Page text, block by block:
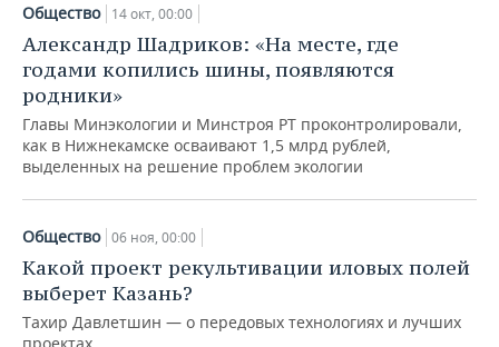
Общество 14 окт, 00:00
Александр Шадриков: «На месте, где
годами копились шины, появляются
родники»
Главы Минэкологии и Минстроя РТ проконтролировали,
как в Нижнекамске осваивают 1,5 млрд рублей,
выделенных на решение проблем экологии
Общество 06 ноя, 00:00
Какой проект рекультивации иловых полей
выберет Казань?
Тахир Давлетшин — о передовых технологиях и лучших